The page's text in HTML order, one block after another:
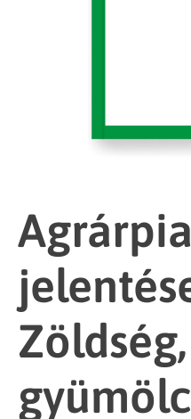
Zöldség,